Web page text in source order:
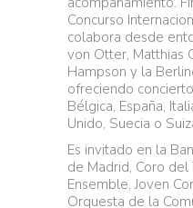
Concurso
colabora desde
von Otter, Matthias
Hampson y la
ofreciendo
Bélgica, España,
Unido, Suecia o
Es invitado en la
de Madrid, Coro del
Ensemble, Joven
Orquesta de la